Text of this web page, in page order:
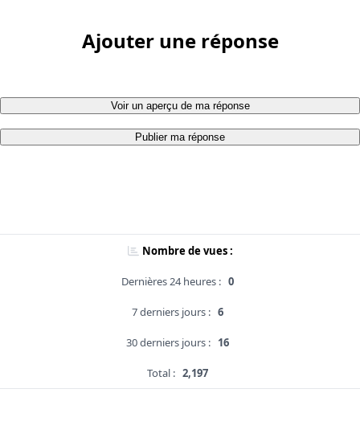
Ajouter une réponse
Voir un aperçu de ma réponse
Publier ma réponse
Nombre de vues :
Dernières 24 heures : 0
7 derniers jours : 6
30 derniers jours : 16
Total : 2,197